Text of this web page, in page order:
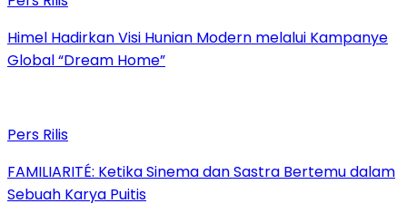
Himel Hadirkan Visi Hunian Modern melalui Kampanye
Global “Dream Home”
Pers Rilis
FAMILIARITÉ: Ketika Sinema dan Sastra Bertemu dalam
Sebuah Karya Puitis